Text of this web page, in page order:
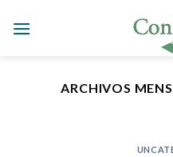
ARCHIVOS